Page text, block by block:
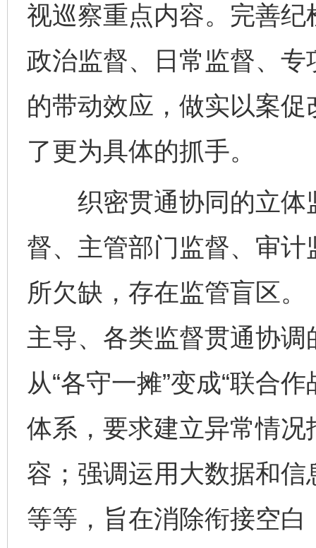
视巡察重点内容。完善
政治监督、日常监督、
的带动效应，做实以案
了更为具体的抓手。
织密贯通协同的立体
督、主管部门监督、审
所欠缺，存在监管盲区
主导、各类监督贯通协
从“各守一摊”变成“联合
体系，要求建立异常情
容；强调运用大数据和
等等，旨在消除衔接空白